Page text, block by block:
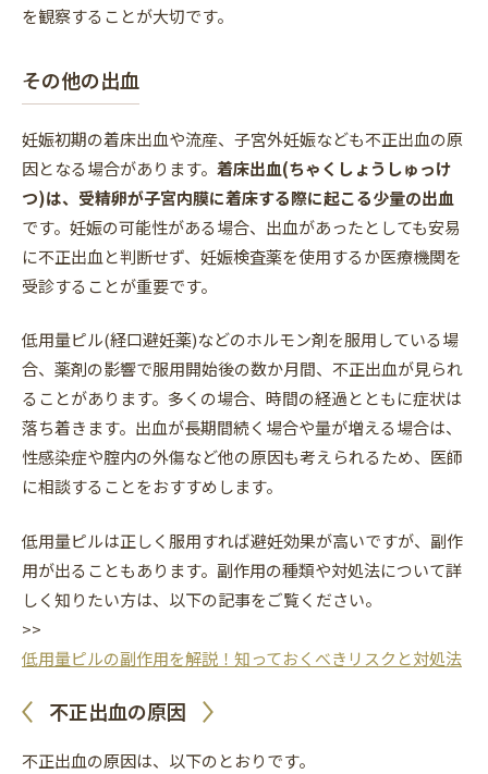
を観察することが大切です。
その他の出血
妊娠初期の着床出血や流産、子宮外妊娠なども不正出血の原
因となる場合があります。 着床出血(ちゃくしょうしゅっけ
つ)は、受精卵が子宮内膜に着床する際に起こる少量の出血
です。妊娠の可能性がある場合、出血があったとしても安易
に不正出血と判断せず、妊娠検査薬を使用するか医療機関を
受診することが重要です。
低用量ピル(経口避妊薬)などのホルモン剤を服用している場
合、薬剤の影響で服用開始後の数か月間、不正出血が見られ
ることがあります。多くの場合、時間の経過とともに症状は
落ち着きます。出血が長期間続く場合や量が増える場合は、
性感染症や腟内の外傷など他の原因も考えられるため、医師
に相談することをおすすめします。
低用量ピルは正しく服用すれば避妊効果が高いですが、副作
用が出ることもあります。副作用の種類や対処法について詳
しく知りたい方は、以下の記事をご覧ください。
>>
低用量ピルの副作用を解説！知っておくべきリスクと対処法
不正出血の原因
不正出血の原因は、以下のとおりです。